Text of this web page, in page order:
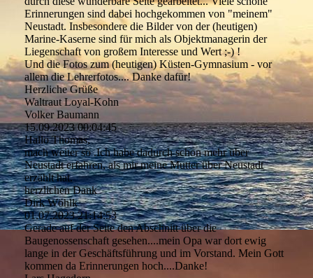
Erinnerungen sind dabei hochgekommen von "meinem"
Neustadt. Insbesondere die Bilder von der (heutigen)
Marine-Kaserne sind für mich als Objektmanagerin der
Liegenschaft von großem Interesse und Wert ;-) !
Und die Fotos zum (heutigen) Küsten-Gymnasium - vor
allem die Lehrerfotos.... Danke dafür!
Herzliche Grüße
Waltraut Loyal-Kohn
Volker Baumann
15.09.2023 00:04:45
Hallo Thomas,
mach weiter so .Ich habe dadurch schon mehr über
Neustadt erfahren, als mir meine Mutter über Neustadt
erzählt hat.
herzlichen Dank
Dirk Wöhlk
01.07.2023 21:14:53
Gerade auf der Seite den Abschnitt über die
Baugenossenschaft gesehen....mein Opa war dort ewig
lange in der Geschäftsführung und im Vorstand. Mein Gott
kommen da Erinnerungen hoch....Danke!